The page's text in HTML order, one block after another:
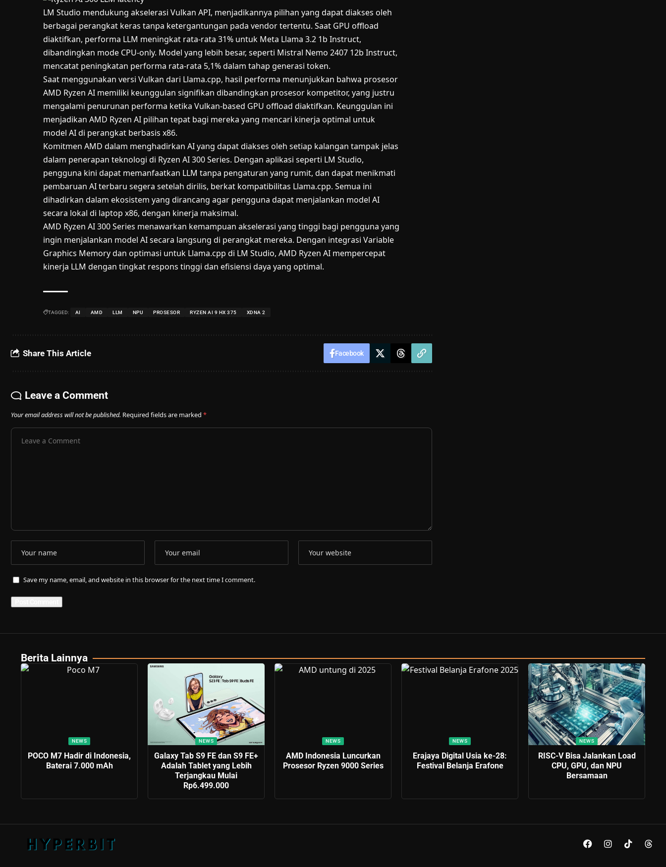
LM Studio mendukung akselerasi Vulkan API, menjadikannya pilihan yang dapat diakses oleh
berbagai perangkat keras tanpa ketergantungan pada vendor tertentu. Saat GPU offload
diaktifkan, performa LLM meningkat rata-rata 31% untuk Meta Llama 3.2 1b Instruct,
dibandingkan mode CPU-only. Model yang lebih besar, seperti Mistral Nemo 2407 12b Instruct,
mencatat peningkatan performa rata-rata 5,1% dalam tahap generasi token.
Saat menggunakan versi Vulkan dari Llama.cpp, hasil performa menunjukkan bahwa prosesor
AMD Ryzen AI memiliki keunggulan signifikan dibandingkan prosesor kompetitor, yang justru
mengalami penurunan performa ketika Vulkan-based GPU offload diaktifkan. Keunggulan ini
menjadikan AMD Ryzen AI pilihan tepat bagi mereka yang mencari kinerja optimal untuk
model AI di perangkat berbasis x86.
Komitmen AMD dalam menghadirkan AIyang dapat diakses oleh setiap kalangan tampak jelas
dalam penerapan teknologi di Ryzen AI 300 Series. Dengan aplikasi seperti LM Studio,
pengguna kini dapat memanfaatkan LLM tanpa pengaturan yang rumit, dan dapat menikmati
pembaruan AI terbaru segera setelah dirilis, berkat kompatibilitas Llama.cpp. Semua ini
dihadirkan dalam ekosistem yang dirancang agar pengguna dapat menjalankan model AI
secara lokal di laptop x86, dengan kinerja maksimal.
AMD Ryzen AI 300 Series menawarkan kemampuan akselerasi yang tinggi bagi pengguna yang
ingin menjalankan model AI secara langsung di perangkat mereka. Dengan integrasi Variable
Graphics Memory dan optimasi untuk Llama.cpp di LM Studio, AMD Ryzen AI mempercepat
kinerja LLM dengan tingkat respons tinggi dan efisiensi daya yang optimal.
TAGGED: AI AMD LLM NPU PROSESOR RYZEN AI 9 HX 375 XDNA 2
Share This Article Facebook
Leave a Comment
Your email address will not be published. Required fields are marked *
Save my name, email, and website in this browser for the next time I comment.
Berita Lainnya
NEWS
POCO M7 Hadir di Indonesia,
Baterai 7.000 mAh
NEWS
Galaxy Tab S9 FE dan S9 FE+
Adalah Tablet yang Lebih
Terjangkau Mulai
Rp6.499.000
NEWS
AMD Indonesia Luncurkan
Prosesor Ryzen 9000 Series
NEWS
Erajaya Digital Usia ke-28:
Festival Belanja Erafone
NEWS
RISC-V Bisa Jalankan Load
CPU, GPU, dan NPU
Bersamaan